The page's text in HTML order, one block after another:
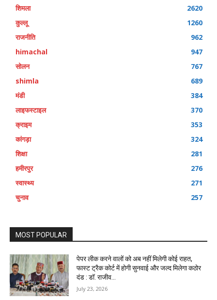
शिमला
2620
कुल्लू
1260
राजनीति
962
himachal
947
सोलन
767
shimla
689
मंडी
384
लाइफस्टाइल
370
क्राइम
353
कांगड़ा
324
शिक्षा
281
हमीरपुर
276
स्वास्थ्य
271
चुनाव
257
MOST POPULAR
पेपर लीक करने वालों को अब नहीं मिलेगी कोई राहत,
फास्ट ट्रैक कोर्ट में होगी सुनवाई और जल्द मिलेगा कठोर
दंड : डॉ. राजीव...
July 23, 2026